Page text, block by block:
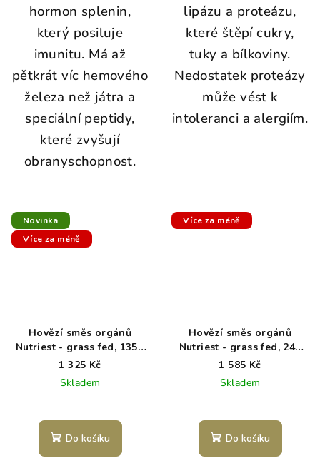
hormon splenin,
který posiluje
imunitu. Má až
pětkrát víc hemového
železa než játra a
speciální peptidy,
které zvyšují
obranyschopnost.
lipázu a proteázu,
které štěpí cukry,
tuky a bílkoviny.
Nedostatek proteázy
může vést k
intoleranci a alergiím.
Novinka
Více za méně
Hovězí směs orgánů
Nutriest - grass fed, 135g
v prášku
1 325 Kč
Skladem
hodnocení
produktu
Do košíku
Více za méně
Hovězí směs orgánů
Nutriest - grass fed, 240
kapslí
1 585 Kč
Skladem
Do košíku